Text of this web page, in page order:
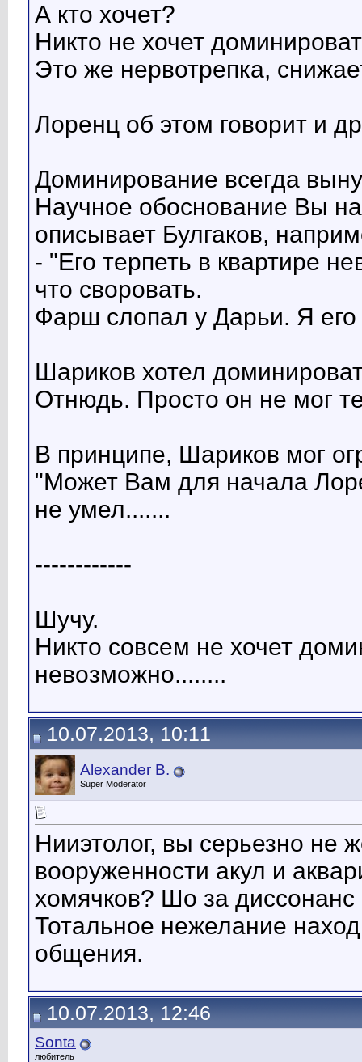
А кто хочет?
Никто не хочет
Это же нервотрепка,
Лоренц об этом говорит и
Доминирование всегда
Научное обоснование Вы
описывает Булгаков,
- "Его терпеть в квартире
что своровать.
Фарш слопал у Дарьи. Я его
Шариков хотел
Отнюдь. Просто он не мог
В принципе, Шариков мог
"Может Вам для начала
не умел.......
------------
Шучу.
Никто совсем не хочет
невозможно........
10.07.2013, 10:11
Alexander B.
Super Moderator
Нииэтолог, вы серьезно не
вооруженности акул и
хомячков? Шо за
Тотальное нежелание
общения.
10.07.2013, 12:46
Sonta
любитель